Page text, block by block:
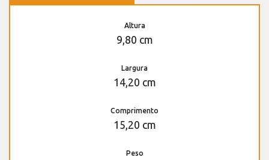
Altura
9,80 cm
Largura
14,20 cm
Comprimento
15,20 cm
Peso